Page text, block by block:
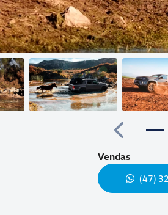
Anterior
Vendas
(47)